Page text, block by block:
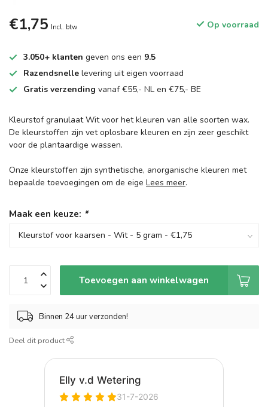
€1,75 Incl. btw Op voorraad
3.050+ klanten geven ons een 9.5
Razendsnelle levering uit eigen voorraad
Gratis verzending vanaf €55,- NL en €75,- BE
Kleurstof granulaat Wit voor het kleuren van alle soorten wax.
De kleurstoffen zijn vet oplosbare kleuren en zijn zeer geschikt
voor de plantaardige wassen.
Onze kleurstoffen zijn synthetische, anorganische kleuren met
bepaalde toevoegingen om de eige Lees meer.
Maak een keuze: *
Toevoegen aan winkelwagen
Binnen 24 uur verzonden!
Deel dit product